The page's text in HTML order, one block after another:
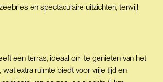
en spectaculaire uitzichten, terwijl
een terras, ideaal om te genieten van het
extra ruimte biedt voor vrije tijd en